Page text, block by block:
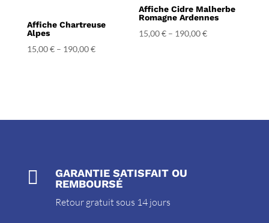
Affiche Chartreuse
Alpes
15,00€– 190,00€
Affiche Cidre Malherbe
Romagne Ardennes
15,00€ – 190,00€

GARANTIE SATISFAIT OU
REMBOURSÉ
Retour gratuit sous 14 jours